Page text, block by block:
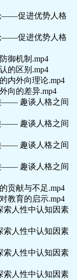
——促进优势人格
——促进优势人格
御机制.mp4
的区别.mp4
内外向理论.mp4
向的差异.mp4
—— 趣谈人格之间
—— 趣谈人格之间
—— 趣谈人格之间
—— 趣谈人格之间
贡献与不足.mp4
教育的启示.mp4
人性中认知因素
人性中认知因素
人性中认知因素
人性中认知因素